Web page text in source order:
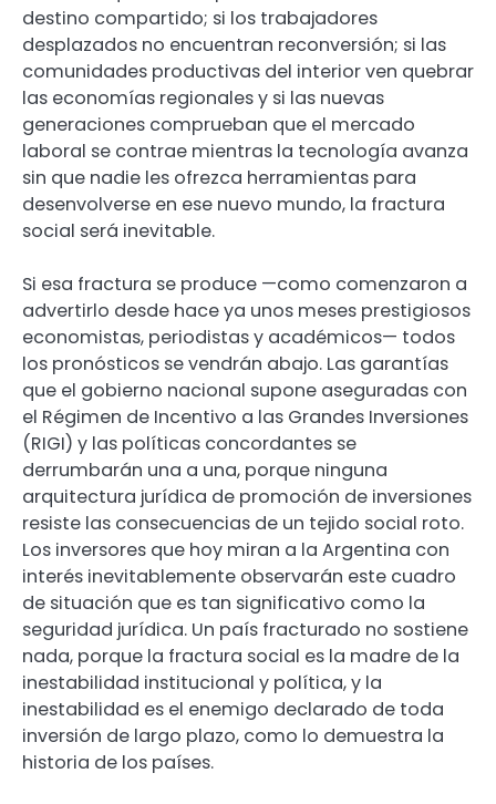
destino compartido; si los trabajadores
desplazados no encuentran reconversión; si las
comunidades productivas del interior ven quebrar
las economías regionales y si las nuevas
generaciones comprueban que el mercado
laboral se contrae mientras la tecnología avanza
sin que nadie les ofrezca herramientas para
desenvolverse en ese nuevo mundo, la fractura
social será inevitable.
Si esa fractura se produce —como comenzaron a
advertirlo desde hace ya unos meses prestigiosos
economistas, periodistas y académicos— todos
los pronósticos se vendrán abajo. Las garantías
que el gobierno nacional supone aseguradas con
el Régimen de Incentivo a las Grandes Inversiones
(RIGI) y las políticas concordantes se
derrumbarán una a una, porque ninguna
arquitectura jurídica de promoción de inversiones
resiste las consecuencias de un tejido social roto.
Los inversores que hoy miran a la Argentina con
interés inevitablemente observarán este cuadro
de situación que es tan significativo como la
seguridad jurídica. Un país fracturado no sostiene
nada, porque la fractura social es la madre de la
inestabilidad institucional y política, y la
inestabilidad es el enemigo declarado de toda
inversión de largo plazo, como lo demuestra la
historia de los países.